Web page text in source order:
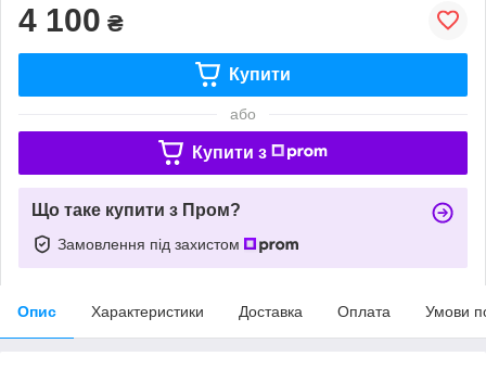
4 100 ₴
Купити
або
Купити з
Що таке купити з Пром?
Замовлення під захистом
Опис Характеристики Доставка Оплата Умови